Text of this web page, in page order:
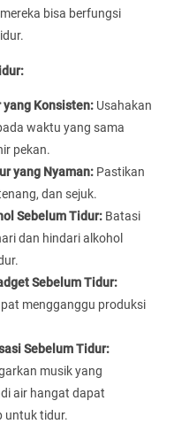
bisa berfungsi
Konsisten: Usahakan
waktu yang sama
pekan.
yang Nyaman: Pastikan
dan sejuk.
Sebelum Tidur: Batasi
dan hindari alkohol
Sebelum Tidur:
mengganggu produksi
Sebelum Tidur:
musik yang
air hangat dapat
untuk tidur.